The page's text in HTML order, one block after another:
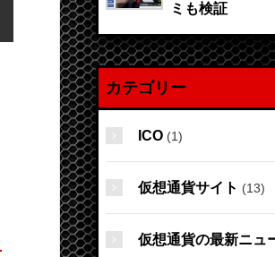
ミも検証
カテゴリー
ICO (1)
仮想通貨サイト (13)
仮想通貨の最新ニュ